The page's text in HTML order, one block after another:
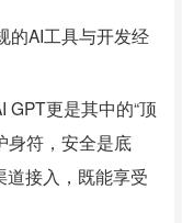
的AI工具与开发经
GPT更是其中的“顶
身符，安全是底
接入，既能享受